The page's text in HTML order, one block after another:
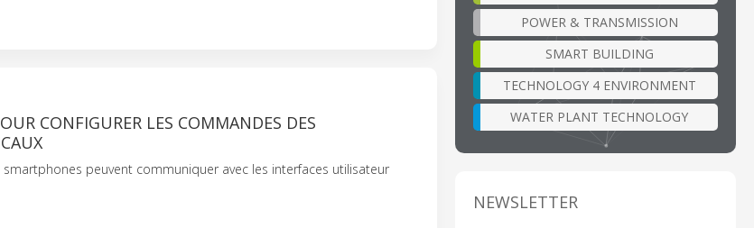
CONFIGURER LES COMMANDES DES
peuvent communiquer avec les interfaces utilisateur
POWER & TRANSMISSION
SMART BUILDING
TECHNOLOGY 4 ENVIRONMENT
WATER PLANT TECHNOLOGY
NEWSLETTER